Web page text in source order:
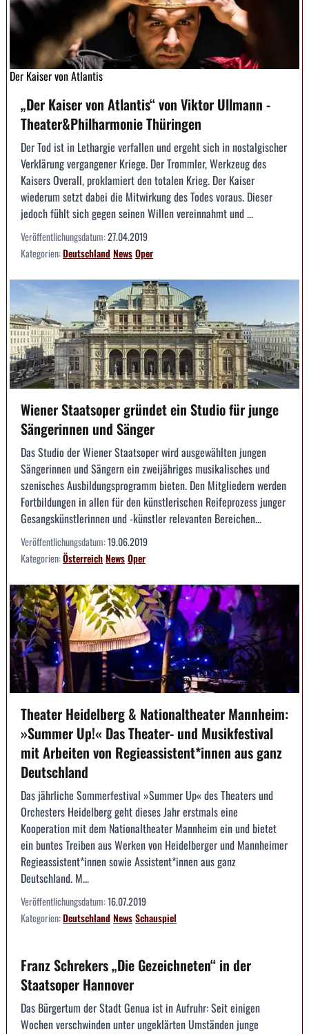
Der Kaiser von Atlantis
„Der Kaiser von Atlantis“ von Viktor Ullmann -
Theater&Philharmonie Thüringen
Der Tod ist in Lethargie verfallen und ergeht sich in nostalgischer
Verklärung vergangener Kriege. Der Trommler, Werkzeug des
Kaisers Overall, proklamiert den totalen Krieg. Der Kaiser
wiederum setzt dabei die Mitwirkung des Todes voraus. Dieser
jedoch fühlt sich gegen seinen Willen vereinnahmt und ...
Veröffentlichungsdatum:27.04.2019
Kategorien:DeutschlandNewsOper
Wiener Staatsoper gründet ein Studio für junge
Sängerinnen und Sänger
Das Studio der Wiener Staatsoper wird ausgewählten jungen
Sängerinnen und Sängern ein zweijähriges musikalisches und
szenisches Ausbildungsprogramm bieten. Den Mitgliedern werden
Fortbildungen in allen für den künstlerischen Reifeprozess junger
Gesangskünstlerinnen und -künstler relevanten Bereichen...
Veröffentlichungsdatum:19.06.2019
Kategorien:ÖsterreichNewsOper
Theater Heidelberg & Nationaltheater Mannheim:
»Summer Up!« Das Theater- und Musikfestival
mit Arbeiten von Regieassistent*innen aus ganz
Deutschland
Das jährliche Sommerfestival »Summer Up« des Theaters und
Orchesters Heidelberg geht dieses Jahr erstmals eine
Kooperation mit dem Nationaltheater Mannheim ein und bietet
ein buntes Treiben aus Werken von Heidelberger und Mannheimer
Regieassistent*innen sowie Assistent*innen aus ganz
Deutschland. M...
Veröffentlichungsdatum:16.07.2019
Kategorien:DeutschlandNewsSchauspiel
Franz Schrekers „Die Gezeichneten“ in der
Staatsoper Hannover
Das Bürgertum der Stadt Genua ist in Aufruhr: Seit einigen
Wochen verschwinden unter ungeklärten Umständen junge